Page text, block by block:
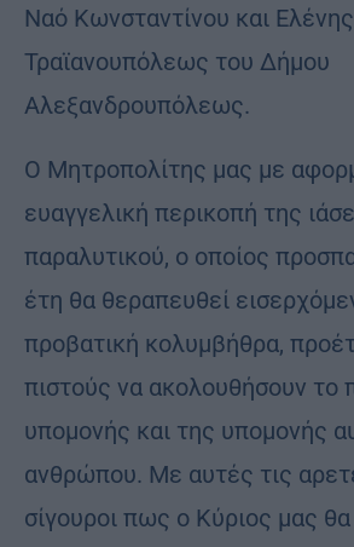
Ναό Κωνσταντίνου και
Τραϊανουπόλεως του Δήμου
Αλεξανδρουπόλεως.
Ο Μητροπολίτης μας με
ευαγγελική περικοπή της
παραλυτικού, ο οποίος
έτη θα θεραπευθεί
προβατική κολυμβήθρα,
πιστούς να ακολουθήσουν το
υπομονής και της υπομονής
ανθρώπου. Με αυτές τις
σίγουροι πως ο Κύριος μας